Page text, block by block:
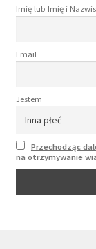
Imię lub Imię i
Email
Jestem
Przechodząc
na otrzymywanie